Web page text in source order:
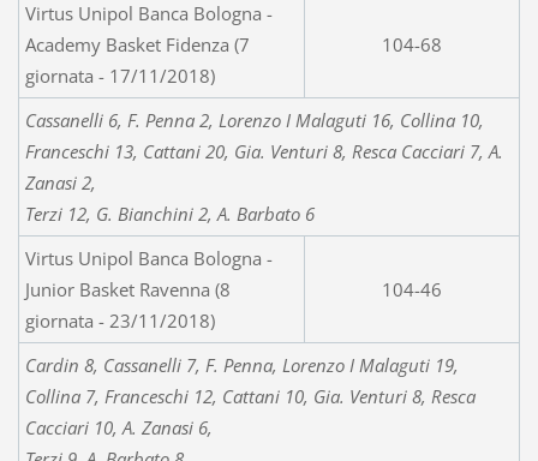
Virtus Unipol Banca Bologna -
Academy Basket Fidenza (7
giornata - 17/11/2018)
104-68
Cassanelli 6, F. Penna 2, Lorenzo I Malaguti 16, Collina 10,
Franceschi 13, Cattani 20, Gia. Venturi 8, Resca Cacciari 7, A.
Zanasi 2,
Terzi 12, G. Bianchini 2, A. Barbato 6
Virtus Unipol Banca Bologna -
Junior Basket Ravenna (8
giornata - 23/11/2018)
104-46
Cardin 8, Cassanelli 7, F. Penna, Lorenzo I Malaguti 19,
Collina 7, Franceschi 12, Cattani 10, Gia. Venturi 8, Resca
Cacciari 10, A. Zanasi 6,